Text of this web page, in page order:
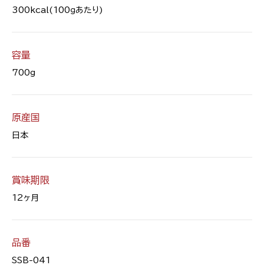
300kcal(100ｇあたり)
容量
700g
原産国
日本
賞味期限
12ヶ月
品番
SSB-041